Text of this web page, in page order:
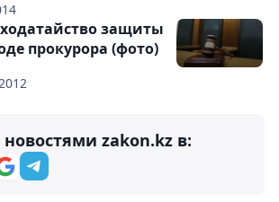
защиты
прокурора (фото)
zakon.kz в: